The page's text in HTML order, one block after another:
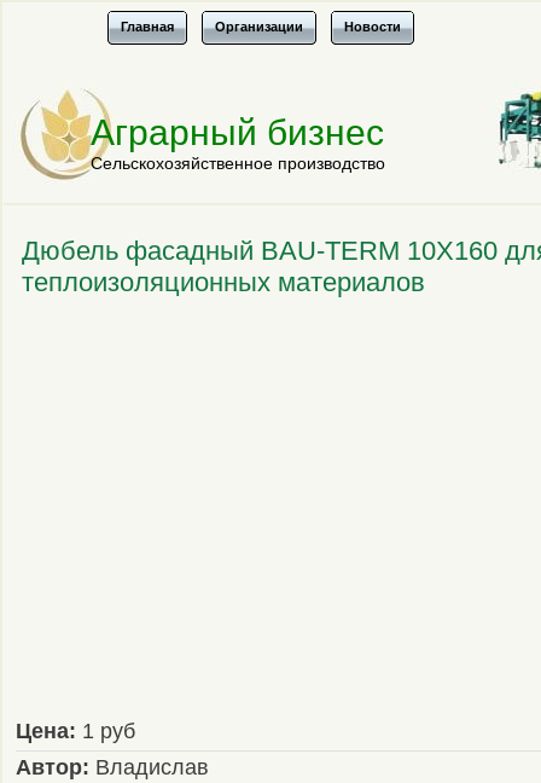
Главная Организации Новости
Аграрный бизнес
Сельскохозяйственное производство
Дюбель фасадный BAU-TERM 10X160
теплоизоляционных материалов
Цена: 1 руб
Автор: Владислав